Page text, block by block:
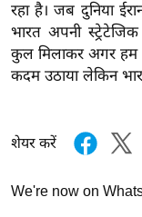
नो
रं
ज
न
त
बॉ
रहा है। जब दुनिया
भारत अपनी
कुल मिलाकर अगर हम
कदम उठाया लेकिन
शेयर करें
We're now on